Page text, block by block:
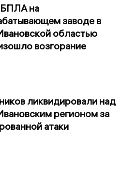
БПЛА на
заводе в
областью
возгорание
ликвидировали над
регионом за
атаки